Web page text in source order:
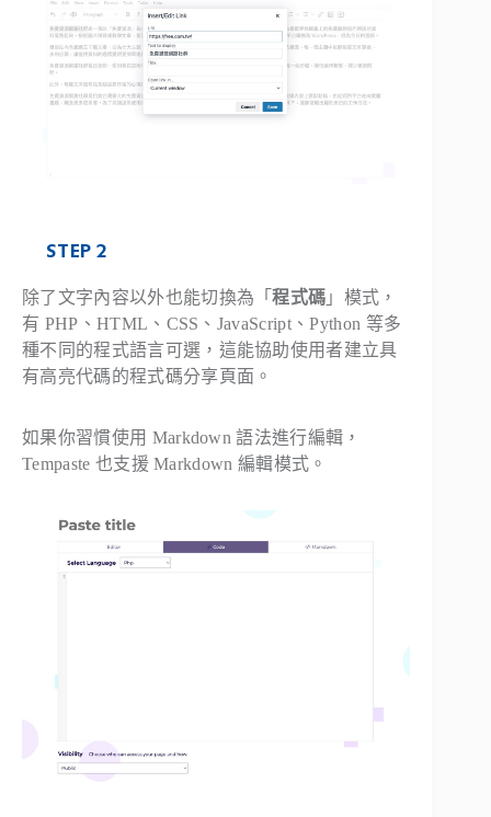
STEP 2
除了文字內容以外也能切換為「程式碼 」模式，
有 PHP、HTML、CSS、JavaScript、Python 等多
種不同的程式語言可選，這能協助使用者建立具
有高亮代碼的程式碼分享頁面。
如果你習慣使用 Markdown 語法進行編輯，
Tempaste 也支援 Markdown 編輯模式。